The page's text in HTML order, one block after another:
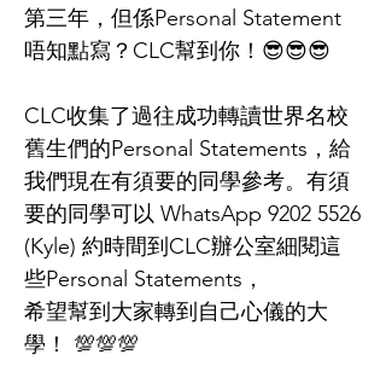
第三年，但係Personal Statement
唔知點寫？CLC幫到你！😎😎😎
CLC收集了過往成功轉讀世界名校
舊生們的Personal Statements，給
我們現在有須要的同學參考。有須
要的同學可以 WhatsApp 9202 5526
(Kyle) 約時間到CLC辦公室細閱這
些Personal Statements，
希望幫到大家轉到自己心儀的大
學！ 💯💯💯